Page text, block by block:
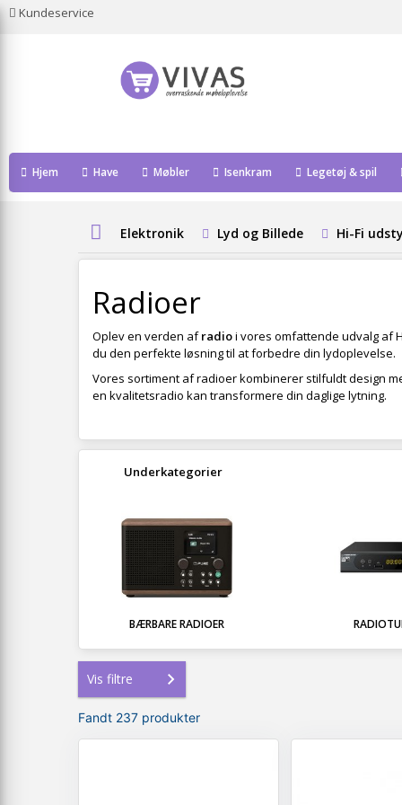
Kundeservice
Hjem Have Møbler Isenkram Legetøj & spil
Elektronik Lyd og Billede Hi-Fi
Radioer
Oplev en verden afradioi vores omfattende udvalg af
du den perfekte løsning til at forbedre din lydoplevelse.
Vores sortiment af radioer kombinerer stilfuldt design
en kvalitetsradio kan transformere din daglige lytning.
Underkategorier
BÆRBARE RADIOER
Vis filtre
Fandt 237 produkter